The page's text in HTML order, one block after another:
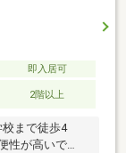
即入居可
2階以上
まで徒歩4
性が高いで